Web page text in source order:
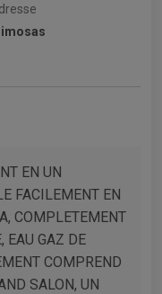
EN UN
FACILEMENT EN
COMPLETEMENT
EAU GAZ DE
COMPREND
SALON, UN